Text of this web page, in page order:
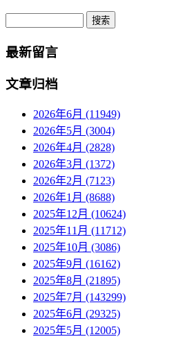
Search
最新留言
文章归档
2026年6月 (11949)
2026年5月 (3004)
2026年4月 (2828)
2026年3月 (1372)
2026年2月 (7123)
2026年1月 (8688)
2025年12月 (10624)
2025年11月 (11712)
2025年10月 (3086)
2025年9月 (16162)
2025年8月 (21895)
2025年7月 (143299)
2025年6月 (29325)
2025年5月 (12005)